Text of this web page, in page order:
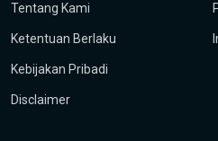
Tentang Kami
Ketentuan Berlaku
Kebijakan Pribadi
Disclaimer